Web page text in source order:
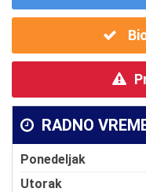
RADNO
Ponedeljak
Utorak